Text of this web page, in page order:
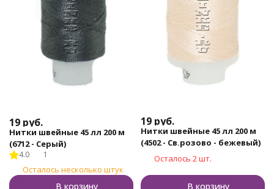
19 руб.
Нитки швейные 45 лл 200 м
(6712 - Серый)
4.0 1
Осталось несколько штук
В корзину
19 руб.
Нитки швейные 45 лл 200 м
(4502 - Св.розово - бежевый)
Осталось 2 шт.
В корзину